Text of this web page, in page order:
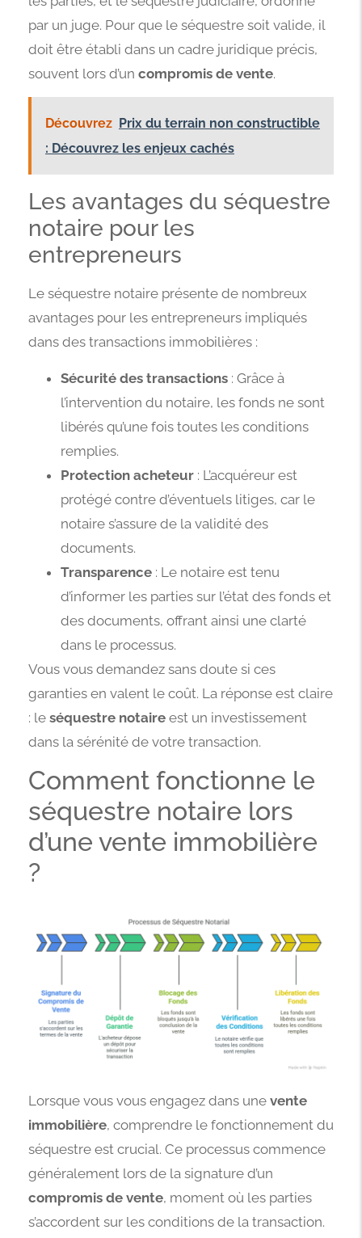
par un juge. Pour que le séquestre soit valide, il
doit être établi dans un cadre juridique précis,
souvent lors d’un compromis de vente.
Découvrez Prix du terrain non constructible
: Découvrez les enjeux cachés
Les avantages du séquestre
notaire pour les
entrepreneurs
Le séquestre notaire présente de nombreux
avantages pour les entrepreneurs impliqués
dans des transactions immobilières :
Sécurité des transactions : Grâce à
l’intervention du notaire, les fonds ne sont
libérés qu’une fois toutes les conditions
remplies.
Protection acheteur : L’acquéreur est
protégé contre d’éventuels litiges, car le
notaire s’assure de la validité des
documents.
Transparence : Le notaire est tenu
d’informer les parties sur l’état des fonds et
des documents, offrant ainsi une clarté
dans le processus.
Vous vous demandez sans doute si ces
garanties en valent le coût. La réponse est claire
: le séquestre notaire est un investissement
dans la sérénité de votre transaction.
Comment fonctionne le
séquestre notaire lors
d’une vente immobilière
?
Lorsque vous vous engagez dans une vente
immobilière, comprendre le fonctionnement du
séquestre est crucial. Ce processus commence
généralement lors de la signature d’un
compromis de vente, moment où les parties
s’accordent sur les conditions de la transaction.